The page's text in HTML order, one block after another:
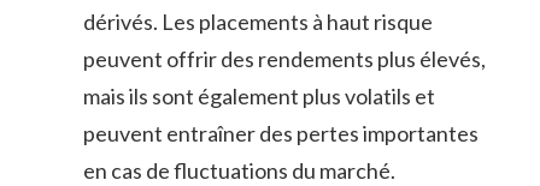
dérivés. Les placements à haut risque
peuvent offrir des rendements plus élevés,
mais ils sont également plus volatils et
peuvent entraîner des pertes importantes
en cas de fluctuations du marché.